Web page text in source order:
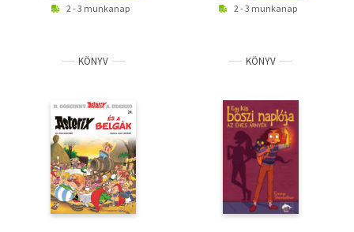
2 - 3 munkanap 2 - 3 munkanap
KÖNYV KÖNYV